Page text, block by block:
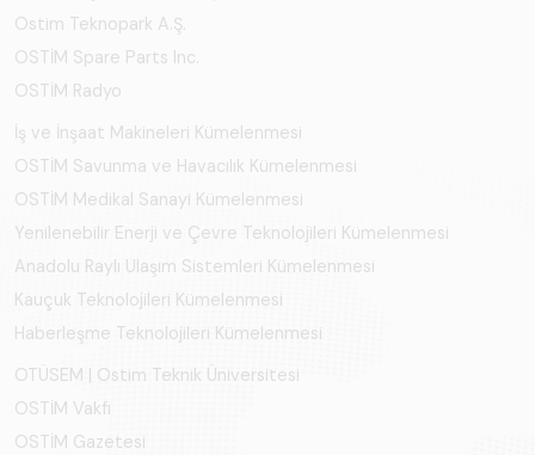
Ostim Teknopark A.Ş.
OSTİM Spare Parts Inc.
OSTİM Radyo
İş ve İnşaat Makineleri Kümelenmesi
OSTİM Savunma ve Havacılık Kümelenmesi
OSTİM Medikal Sanayi Kümelenmesi
Yenilenebilir Enerji ve Çevre Teknolojileri Kümelenmesi
Anadolu Raylı Ulaşım Sistemleri Kümelenmesi
Kauçuk Teknolojileri Kümelenmesi
Haberleşme Teknolojileri Kümelenmesi
OTÜSEM | Ostim Teknik Üniversitesi
OSTİM Vakfı
OSTİM Gazetesi